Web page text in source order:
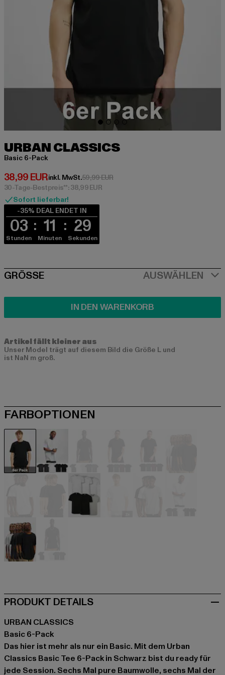
URBAN CLASSICS
Basic 6-Pack
38,99 EUR
Derzeitiger Preis: 38,99 EUR
inkl. MwSt.59,99 EURAktionspreis: 59,99 EUR
30-Tage-Bestpreis**: 38,99 EUR
Sofort lieferbar!
-35% DEAL ENDET IN
03
Stunden
11
Minuten
29
Sekunden
SIZE
GRÖSSE AUSWÄHLEN
IN DEN WARENKORB
Artikel fällt kleiner aus
Unser Model trägt auf diesem Bild die Größe L und
ist NaN m groß.
FARBOPTIONEN
schwarzschwarz
schwarz
PRODUKT DETAILS
URBAN CLASSICS
Basic 6-Pack
Das hier ist mehr als nur ein Basic. Mit dem Urban
Classics Basic Tee 6-Pack in Schwarz bist du ready für
jede Session. Sechs Mal pure Baumwolle, sechs Mal der